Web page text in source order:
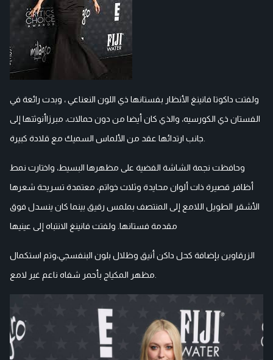
ولفتت داكوتا فانينغ الأنظار بفستانها ذي اللون النعناعي ، وبدت رائعة في
الفستان ذي الكورسيه، والذي كان أيضا من دون حمالات، مبرزاأنوثتها إلى
وحافظت نجمة الشاشة الفضية على مظهرها البسيط، واختارت نمط
أظافر قصيرة ذات ألوان محايدة وثلاث خواتم، معتمدة تسريحة شعرها
الأشقر الطويل اللامع إلى المنتصف بملمس رقيق بينما كان ينسدل فوق
مقدمة فستانها. ولفتت فانينغ الانتباه إلى عينيها
الزرقاوين بإضافة كحل داكن أنيق وظلال بلون البنفسجي،وتم استكمال